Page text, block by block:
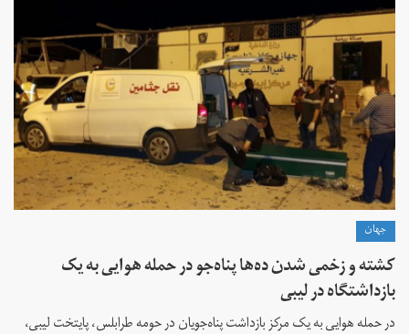
جهان
کشته و زخمی شدن ده‌ها پناه‌جو در حمله هوایی به یک
بازداشتگاه در لیبی
در حمله هوایی به یک مرکز بازداشت پناه‌جویان در حومه طرابلس، پایتخت لیبی،